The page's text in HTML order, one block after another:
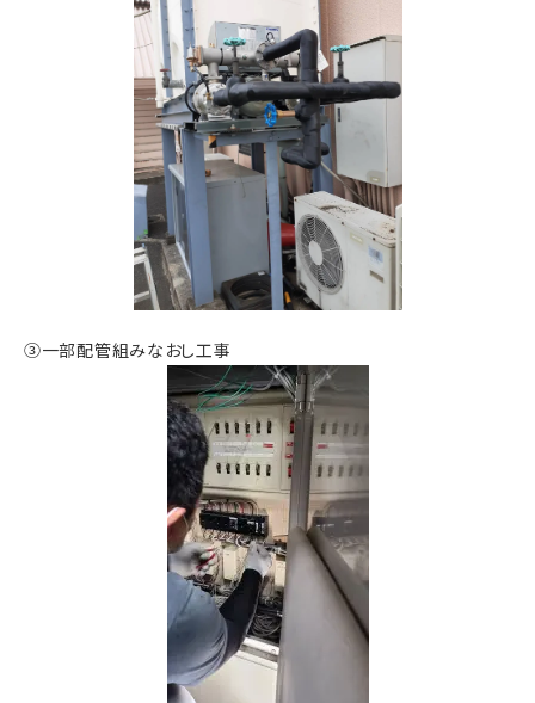
③一部配管組みなおし工事